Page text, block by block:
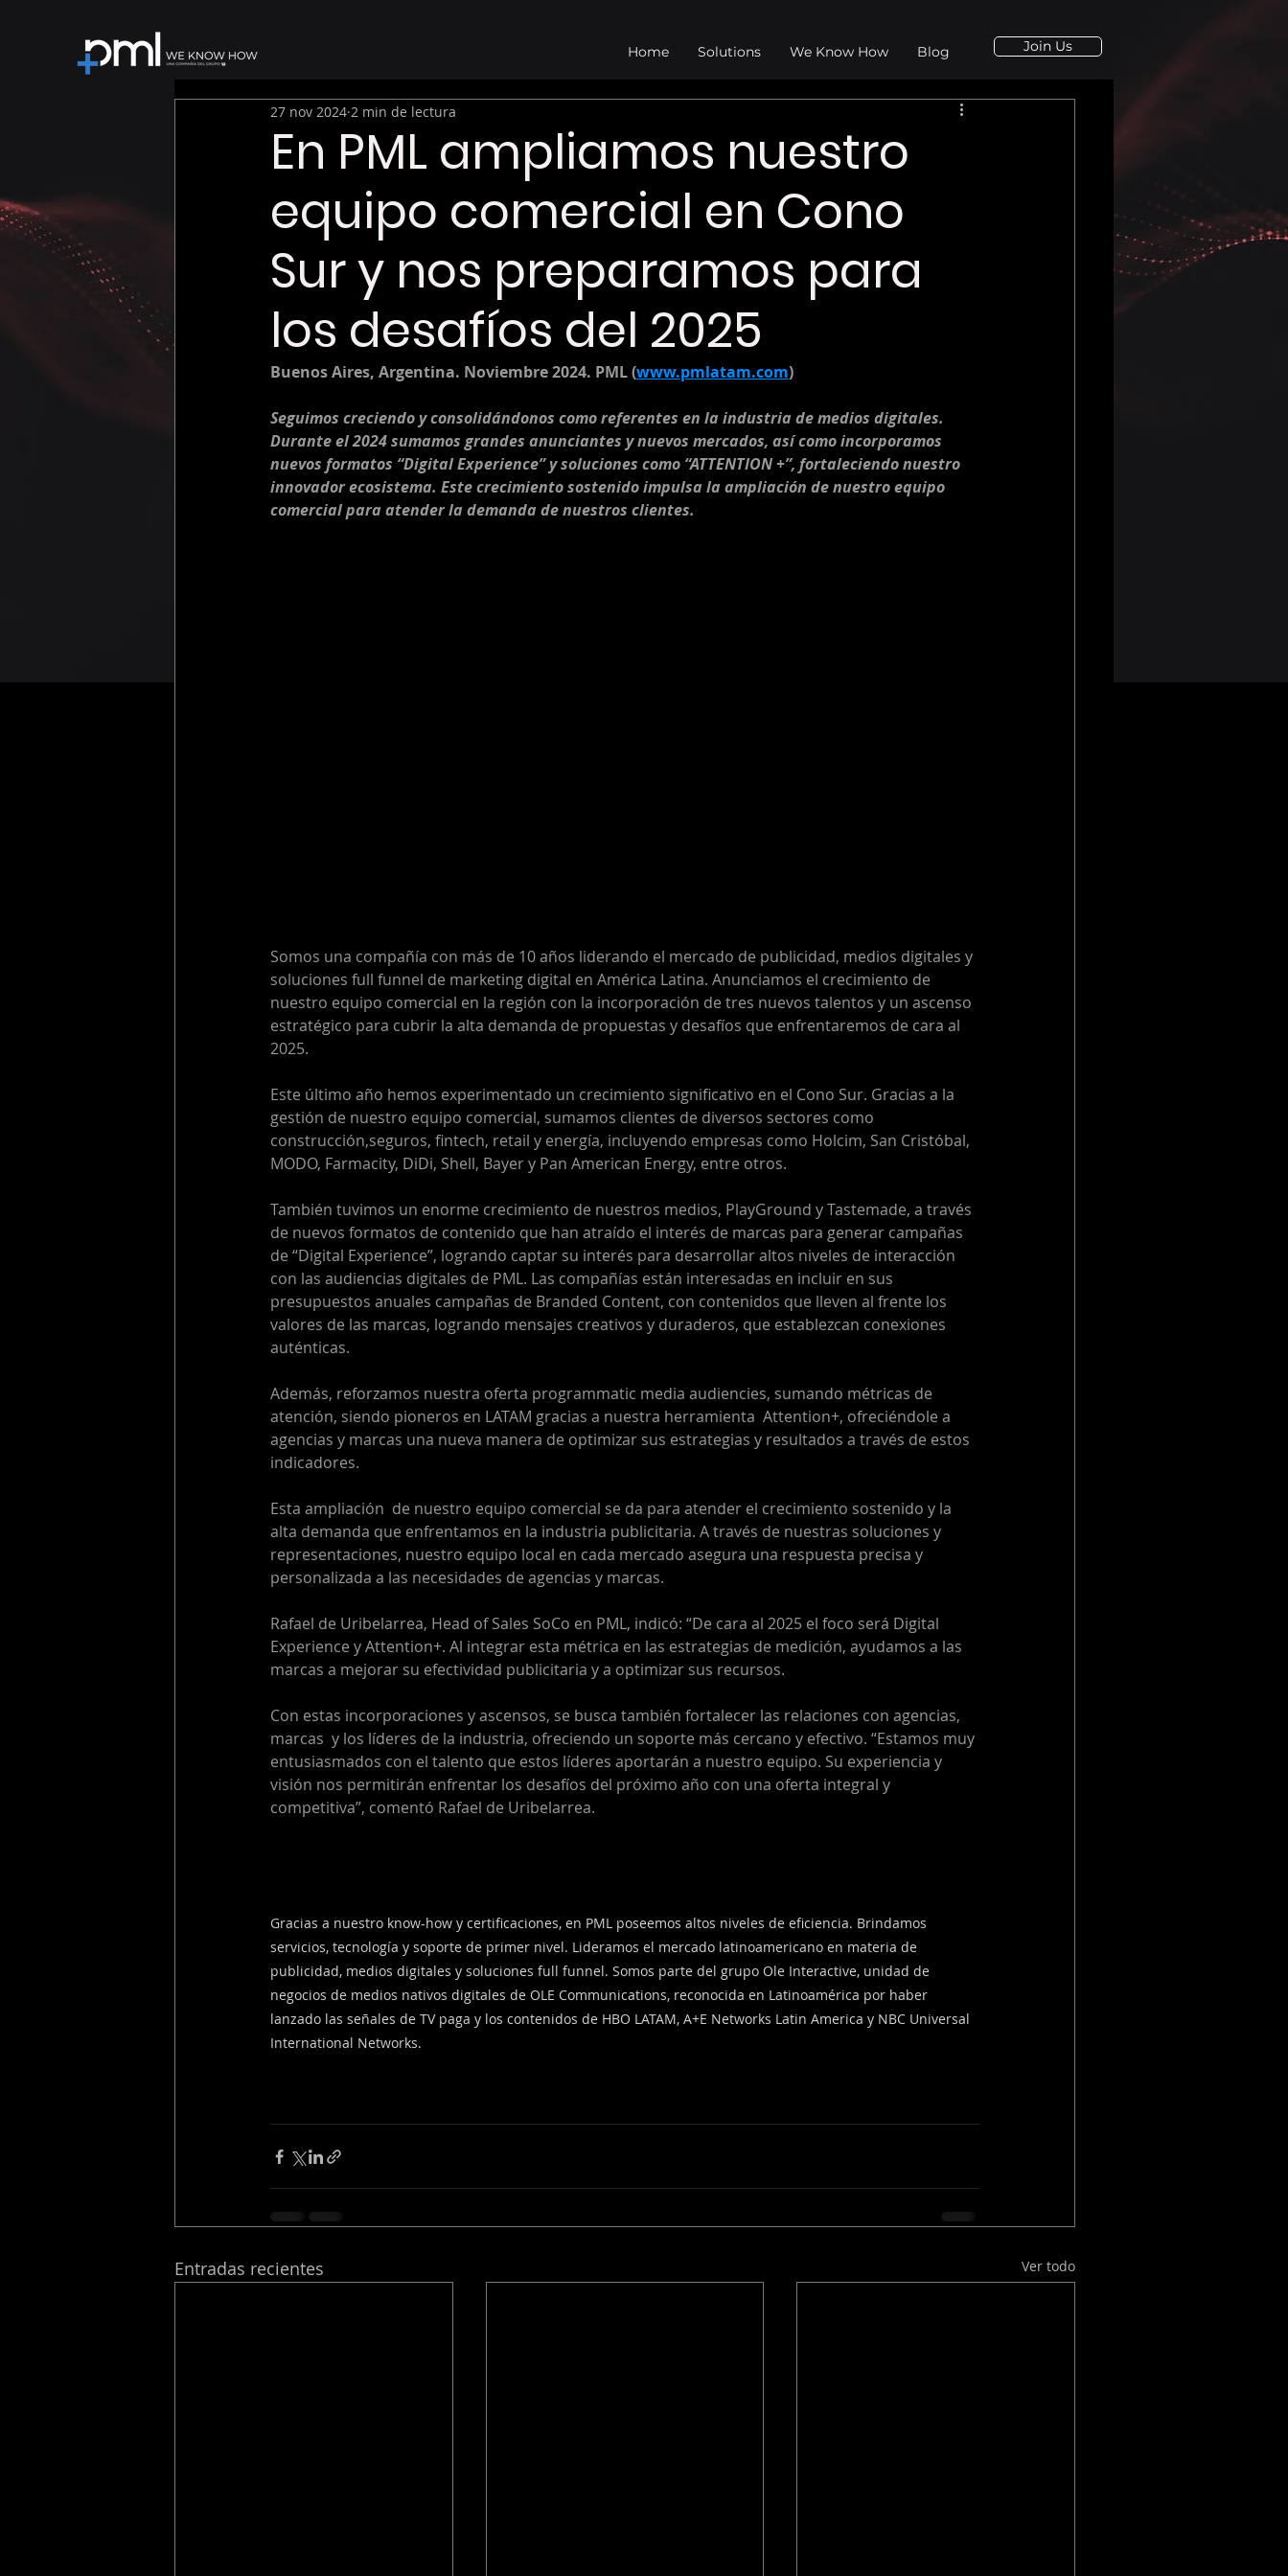
Home Solutions We Know How Blog Join Us
En PML ampliamos nuestro
equipo comercial en Cono
Sur y nos preparamos para
los desafíos del 2025
27 nov 2024 2 min de lectura
Buenos Aires, Argentina. Noviembre 2024. PML (www.pmlatam.com)
Seguimos creciendo y consolidándonos como referentes en la industria de medios digitales.
Durante el 2024 sumamos grandes anunciantes y nuevos mercados, así como incorporamos
nuevos formatos “Digital Experience” y soluciones como “ATTENTION +”, fortaleciendo nuestro
innovador ecosistema. Este crecimiento sostenido impulsa la ampliación de nuestro equipo
comercial para atender la demanda de nuestros clientes.
Somos una compañía con más de 10 años liderando el mercado de publicidad, medios digitales y
soluciones full funnel de marketing digital en América Latina. Anunciamos el crecimiento de
nuestro equipo comercial en la región con la incorporación de tres nuevos talentos y un ascenso
estratégico para cubrir la alta demanda de propuestas y desafíos que enfrentaremos de cara al
2025.
Este último año hemos experimentado un crecimiento significativo en el Cono Sur. Gracias a la
gestión de nuestro equipo comercial, sumamos clientes de diversos sectores como
construcción,seguros, fintech, retail y energía, incluyendo empresas como Holcim, San Cristóbal,
MODO, Farmacity, DiDi, Shell, Bayer y Pan American Energy, entre otros.
También tuvimos un enorme crecimiento de nuestros medios, PlayGround y Tastemade, a través
de nuevos formatos de contenido que han atraído el interés de marcas para generar campañas
de “Digital Experience”, logrando captar su interés para desarrollar altos niveles de interacción
con las audiencias digitales de PML. Las compañías están interesadas en incluir en sus
presupuestos anuales campañas de Branded Content, con contenidos que lleven al frente los
valores de las marcas, logrando mensajes creativos y duraderos, que establezcan conexiones
auténticas.
Además, reforzamos nuestra oferta programmatic media audiencies, sumando métricas de
atención, siendo pioneros en LATAM gracias a nuestra herramienta  Attention+, ofreciéndole a
agencias y marcas una nueva manera de optimizar sus estrategias y resultados a través de estos
indicadores.
Esta ampliación  de nuestro equipo comercial se da para atender el crecimiento sostenido y la
alta demanda que enfrentamos en la industria publicitaria. A través de nuestras soluciones y
representaciones, nuestro equipo local en cada mercado asegura una respuesta precisa y
personalizada a las necesidades de agencias y marcas.
Rafael de Uribelarrea, Head of Sales SoCo en PML, indicó: “De cara al 2025 el foco será Digital
Experience y Attention+. Al integrar esta métrica en las estrategias de medición, ayudamos a las
marcas a mejorar su efectividad publicitaria y a optimizar sus recursos.
Con estas incorporaciones y ascensos, se busca también fortalecer las relaciones con agencias,
marcas  y los líderes de la industria, ofreciendo un soporte más cercano y efectivo. “Estamos muy
entusiasmados con el talento que estos líderes aportarán a nuestro equipo. Su experiencia y
visión nos permitirán enfrentar los desafíos del próximo año con una oferta integral y
competitiva”, comentó Rafael de Uribelarrea.
Gracias a nuestro know-how y certificaciones, en PML poseemos altos niveles de eficiencia. Brindamos
servicios, tecnología y soporte de primer nivel. Lideramos el mercado latinoamericano en materia de
publicidad, medios digitales y soluciones full funnel. Somos parte del grupo Ole Interactive, unidad de
negocios de medios nativos digitales de OLE Communications, reconocida en Latinoamérica por haber
lanzado las señales de TV paga y los contenidos de HBO LATAM, A+E Networks Latin America y NBC Universal
International Networks.
Entradas recientes Ver todo